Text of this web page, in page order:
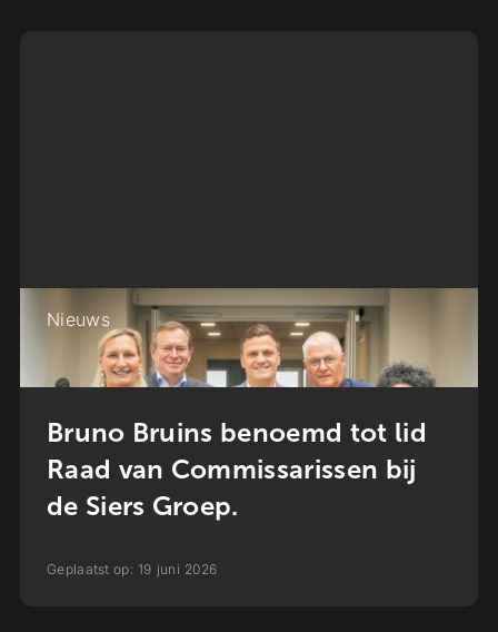
Nieuws
Bruno Bruins benoemd tot lid
Raad van Commissarissen bij
de Siers Groep.
Geplaatst op: 19 juni 2026